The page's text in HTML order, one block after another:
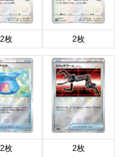
2枚 2枚
2枚 2枚